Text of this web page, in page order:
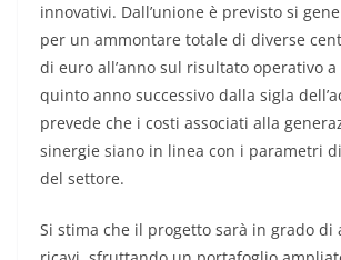
innovativi. Dall’unione è previsto si
per un ammontare totale di diverse
di euro all’anno sul risultato operativo
quinto anno successivo dalla sigla
prevede che i costi associati alla
sinergie siano in linea con i parametri
del settore.
Si stima che il progetto sarà in grado di